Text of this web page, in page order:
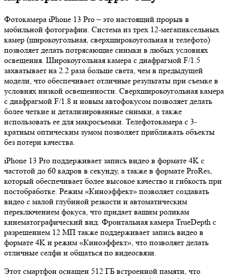
Фотокамера iPhone 13 Pro – это настоящий прорыв в
мобильной фотографии. Система из трех 12-мегапиксельных
камер (широкоугольная, сверхширокоугольная и телефото)
позволяет делать потрясающие снимки в любых условиях
освещения. Широкоугольная камера с диафрагмой F/1.5
захватывает на 2.2 раза больше света, чем в предыдущей
модели, что обеспечивает отличные результаты при съемке в
условиях низкой освещенности. Сверхширокоугольная камера
с диафрагмой F/1.8 и новым автофокусом позволяет делать
более четкие и детализированные снимки, а также
использовать ее для макросъемки. Телефотокамера с 3-
кратным оптическим зумом позволяет приближать объекты
без потери качества.
iPhone 13 Pro поддерживает запись видео в формате 4K с
частотой до 60 кадров в секунду, а также в формате ProRes,
который обеспечивает более высокое качество и гибкость при
постобработке. Режим «Киноэффект» позволяет создавать
видео с малой глубиной резкости и автоматическим
переключением фокуса, что придает вашим роликам
кинематографический вид. Фронтальная камера TrueDepth с
разрешением 12 МП также поддерживает запись видео в
формате 4K и режим «Киноэффект», что позволяет делать
отличные селфи и общаться по видеосвязи.
Этот смартфон оснащен 512 ГБ встроенной памяти, что